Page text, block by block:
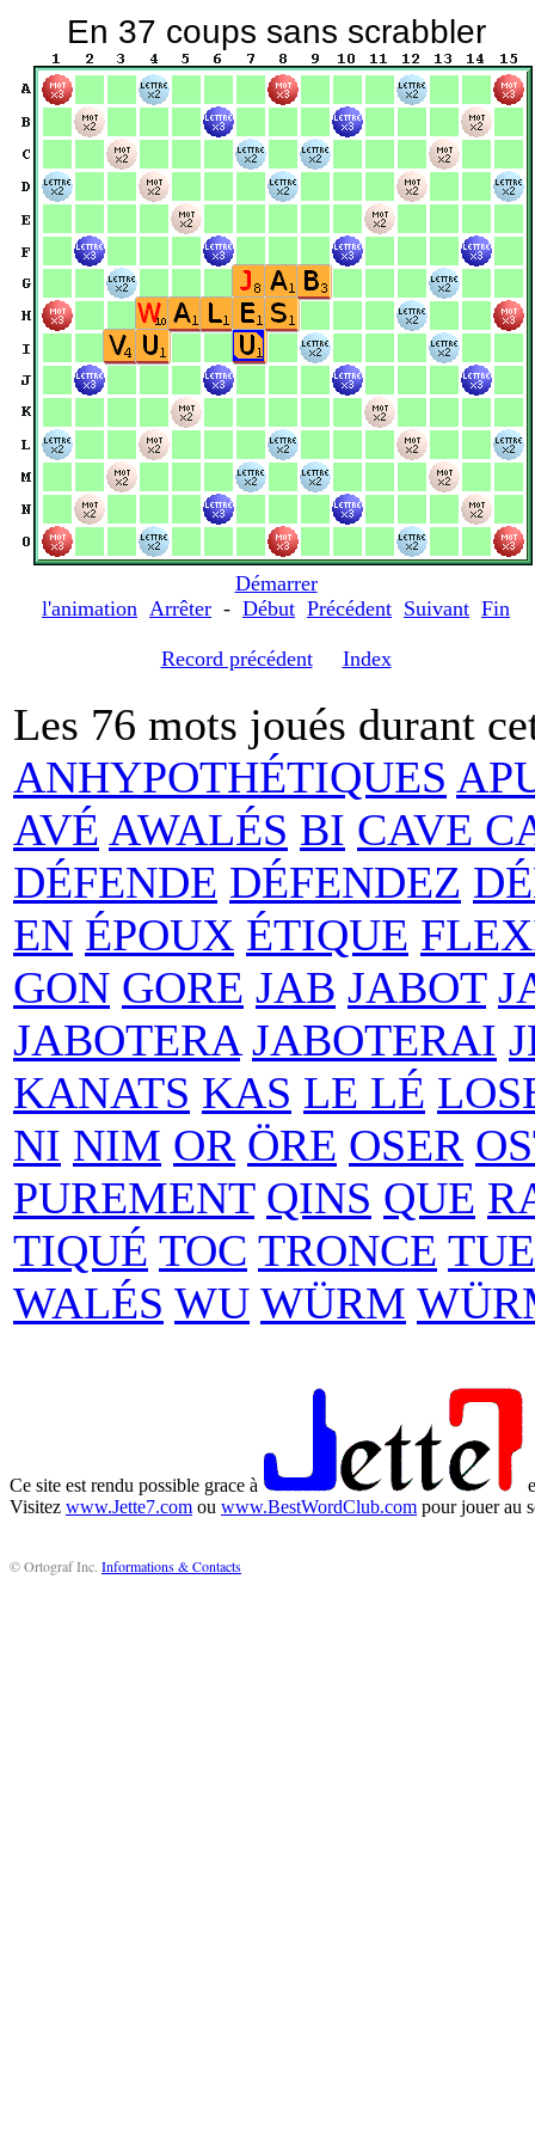
En 37 coups sans scrabbler
Démarrer
l'animation Arrêter - Début Précédent Suivant Fin
Record précédent Index
Les 76 mots joués durant
ANHYPOTHÉTIQUES
AVÉ AWALÉS BI CAVE
DÉFENDE DÉFENDEZ
EN ÉPOUX ÉTIQUE
GON GORE JAB JABOT
JABOTERA JABOTERAI
KANATS KAS LE LÉ
NI NIM OR ÖRE OSER
PUREMENT QINS QUE
TIQUÉ TOC TRONCE
WALÉS WU WÜRM
Ce site est rendu possible grace à
Visitez www.Jette7.com ou www.BestWordClub.com pour jouer au
© Ortograf Inc. Informations & Contacts